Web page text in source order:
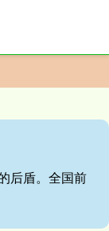
后盾。全国前